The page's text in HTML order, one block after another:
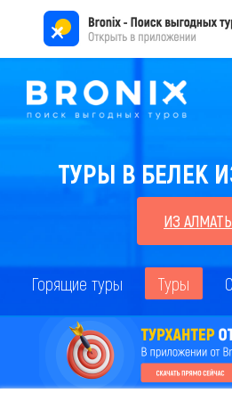
ТУРЫ В БЕЛЕК
ИЗ
Горящие туры Туры